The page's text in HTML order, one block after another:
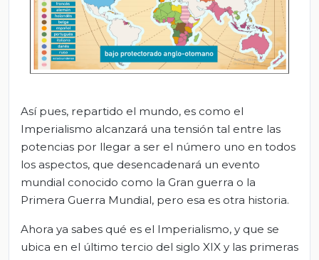
Así pues, repartido el mundo, es como el
Imperialismo alcanzará una tensión tal entre las
potencias por llegar a ser el número uno en todos
los aspectos, que desencadenará un evento
mundial conocido como la Gran guerra o la
Primera Guerra Mundial, pero esa es otra historia.
Ahora ya sabes qué es el Imperialismo, y que se
ubica en el último tercio del siglo XIX y las primeras